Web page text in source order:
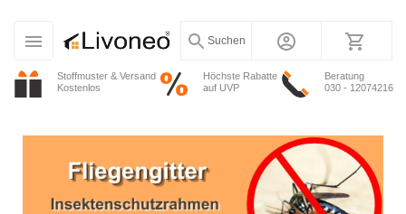
Stoffmuster & Versand
Kostenlos
Höchste Rabatte
auf UVP
Beratung
030 - 12074216
Suchen